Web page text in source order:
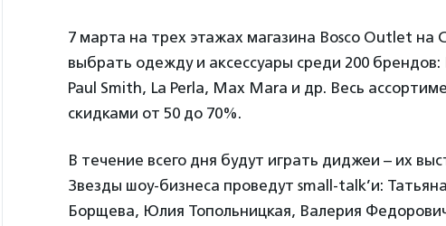
7 марта на трех этажах магазина Bosco Outlet на
выбрать одежду и аксессуары среди 200
Paul Smith, La Perla, Max Mara и др. Весь
скидками от 50 до 70%.
В течение всего дня будут играть диджеи – их
Звезды шоу-бизнеса проведут small-talk’и:
Борщева, Юлия Топольницкая, Валерия